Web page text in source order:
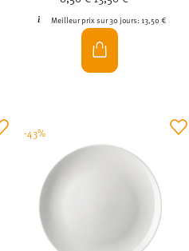
Meilleur prix sur 30 jours: 13,50 €
-43%